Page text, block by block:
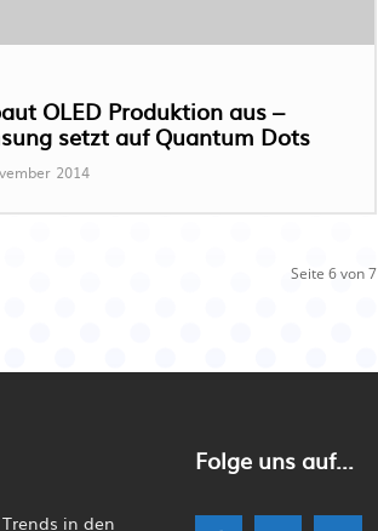
OLED Produktion aus –
setzt auf Quantum Dots
2014
Seite 6 von 7
in den
Folge uns auf...